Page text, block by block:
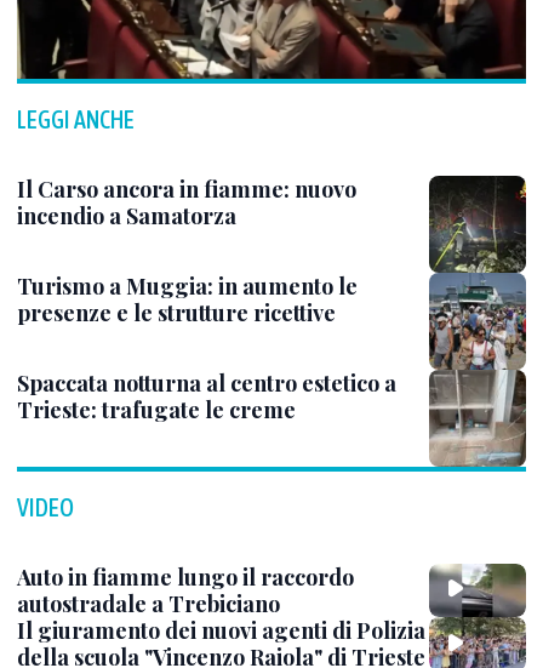
LEGGI ANCHE
Il Carso ancora in fiamme: nuovo
incendio a Samatorza
Turismo a Muggia: in aumento le
presenze e le strutture ricettive
Spaccata notturna al centro estetico a
Trieste: trafugate le creme
VIDEO
Auto in fiamme lungo il raccordo
autostradale a Trebiciano
Il giuramento dei nuovi agenti di Polizia
della scuola "Vincenzo Raiola" di Trieste